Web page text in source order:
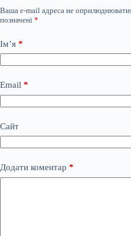
Ваша e-mail адреса не
позначені *
Ім’я *
Email *
Сайт
Додати коментар *